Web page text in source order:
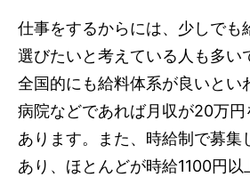
東京なら医療事務の求人も充実
で楽しめる!
仕事をするからには、少しでも
選びたいと考えている人も多い
全国的にも給料体系が良いとい
病院などであれば月収が20万円
あります。また、時給制で募集
あり、ほとんどが時給1100円